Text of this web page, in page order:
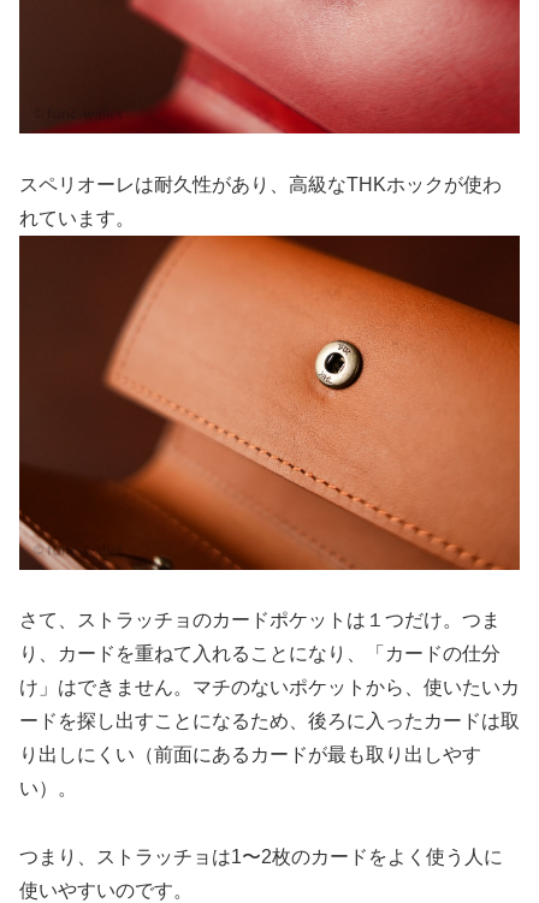
スペリオーレは耐久性があり、高級なTHKホックが使わ
れています。
さて、ストラッチョのカードポケットは１つだけ。つま
り、カードを重ねて入れることになり、「カードの仕分
け」はできません。マチのないポケットから、使いたいカ
ードを探し出すことになるため、後ろに入ったカードは取
り出しにくい（前面にあるカードが最も取り出しやす
い）。
つまり、ストラッチョは1〜2枚のカードをよく使う人に
使いやすいのです。